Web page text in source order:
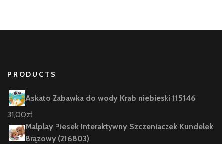
PRODUCTS
Askato Zabawka do wody Krab niebieski 115146
31,00zł
Malplay Piesek Interaktywny Szczeniaczek Kundelek
Brązowy (216803)